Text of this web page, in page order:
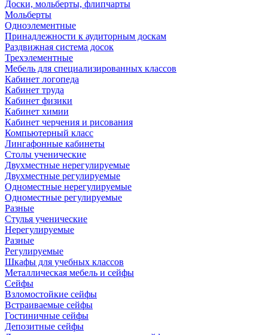
Доски, мольберты, флипчарты
Мольберты
Одноэлементные
Принадлежности к аудиторным доскам
Раздвижная система досок
Трехэлементные
Мебель для специализированных классов
Кабинет логопеда
Кабинет труда
Кабинет физики
Кабинет химии
Кабинет черчения и рисования
Компьютерный класс
Лингафонные кабинеты
Столы ученические
Двухместные нерегулируемые
Двухместные регулируемые
Одноместные нерегулируемые
Одноместные регулируемые
Разные
Стулья ученические
Нерегулируемые
Разные
Регулируемые
Шкафы для учебных классов
Металлическая мебель и сейфы
Сейфы
Взломостойкие сейфы
Встраиваемые сейфы
Гостиничные сейфы
Депозитные сейфы